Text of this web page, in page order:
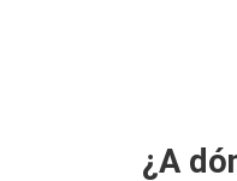
Palencia
¿A